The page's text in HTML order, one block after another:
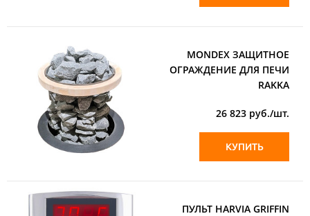
MONDEX ЗАЩИТНОЕ
ОГРАЖДЕНИЕ ДЛЯ ПЕЧИ
RAKKA
26 823 руб./шт.
КУПИТЬ
ПУЛЬТ HARVIA GRIFFIN